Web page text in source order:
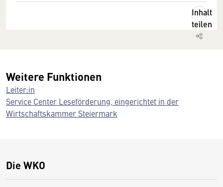
Inhalt
teilen
Weitere Funktionen
Leiter:in
Service Center Leseförderung, eingerichtet in der
Wirtschaftskammer Steiermark
Die WKO